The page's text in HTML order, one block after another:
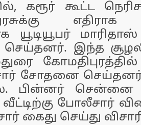
கரூர் கூட்ட
எதிராக
யூடியூபர்
செய்தனர். இந்த
சோதனை
பின்னர் சென்னை
போலீசார்
கைது செய்து